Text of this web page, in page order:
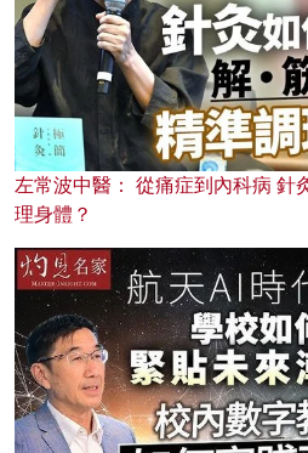
左常波中醫： 從痛症到內科病 針
理身體？